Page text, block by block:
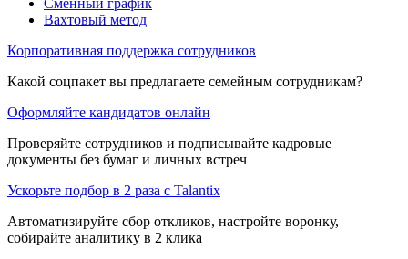
Вахтовый метод
Корпоративная поддержка сотрудников
Какой соцпакет вы предлагаете семейным сотрудникам?
Оформляйте кандидатов онлайн
Проверяйте сотрудников и подписывайте кадровые
документы без бумаг и личных встреч
Ускорьте подбор в 2 раза с Talantix
Автоматизируйте сбор откликов, настройте воронку,
собирайте аналитику в 2 клика